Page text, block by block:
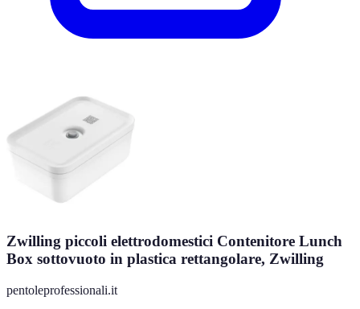
Zwilling piccoli elettrodomestici Contenitore Lunch
Box sottovuoto in plastica rettangolare, Zwilling
pentoleprofessionali.it